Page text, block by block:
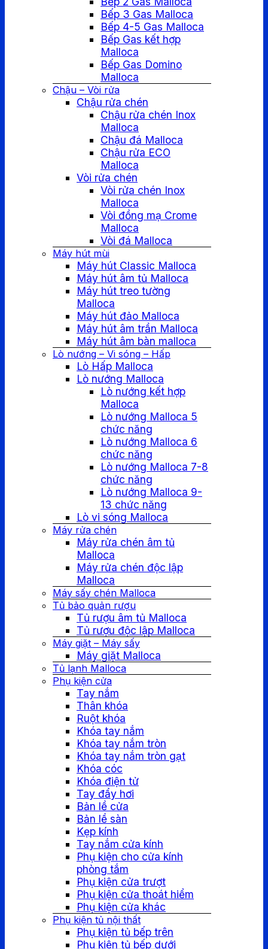
Bếp 3 Gas Malloca
Bếp 4-5 Gas Malloca
Bếp Gas kết hợp
Malloca
Bếp Gas Domino
Malloca
Chậu – Vòi rửa
Chậu rửa chén
Chậu rửa chén Inox
Malloca
Chậu đá Malloca
Chậu rửa ECO
Malloca
Vòi rửa chén
Vòi rửa chén Inox
Malloca
Vòi đồng mạ Crome
Malloca
Vòi đá Malloca
Máy hút mùi
Máy hút Classic Malloca
Máy hút âm tủ Malloca
Máy hút treo tường
Malloca
Máy hút đảo Malloca
Máy hút âm trần Malloca
Máy hút âm bàn malloca
Lò nướng – Vi sóng – Hấp
Lò Hấp Malloca
Lò nướng Malloca
Lò nướng kết hợp
Malloca
Lò nướng Malloca 5
chức năng
Lò nướng Malloca 6
chức năng
Lò nướng Malloca 7-8
chức năng
Lò nướng Malloca 9-
13 chức năng
Lò vi sóng Malloca
Máy rửa chén
Máy rửa chén âm tủ
Malloca
Máy rửa chén độc lập
Malloca
Máy sấy chén Malloca
Tủ bảo quản rượu
Tủ rượu âm tủ Malloca
Tủ rượu độc lập Malloca
Máy giặt – Máy sấy
Máy giặt Malloca
Tủ lạnh Malloca
Phụ kiện cửa
Tay nắm
Thân khóa
Ruột khóa
Khóa tay nắm
Khóa tay nắm tròn
Khóa tay nắm tròn gạt
Khóa cóc
Khóa điện tử
Tay đẩy hơi
Bản lề cửa
Bản lề sàn
Kẹp kính
Tay nắm cửa kính
Phụ kiện cho cửa kính
phòng tắm
Phụ kiện cửa trượt
Phụ kiện cửa thoát hiểm
Phụ kiện cửa khác
Phụ kiện tủ nội thất
Phụ kiện tủ bếp trên
Phụ kiện tủ bếp dưới